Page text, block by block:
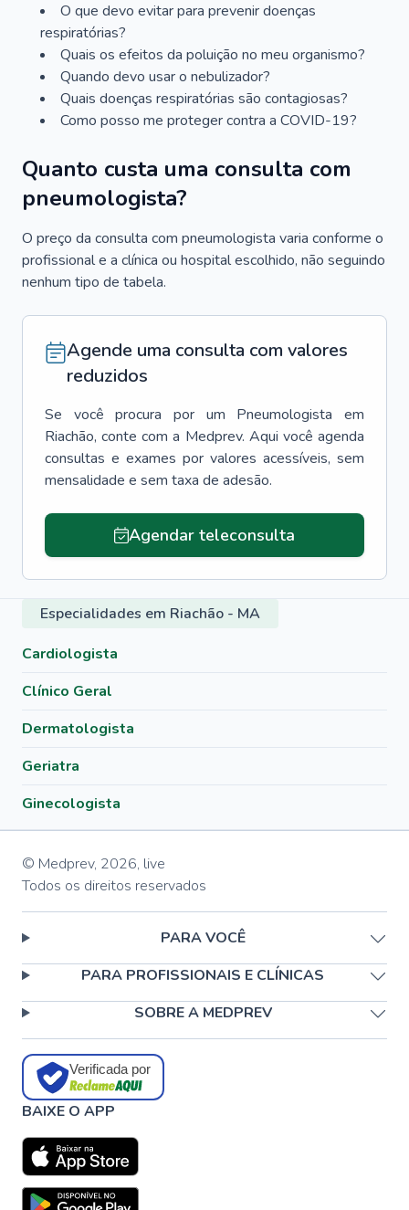
O que devo evitar para prevenir doenças
respiratórias?
Quais os efeitos da poluição no meu organismo?
Quando devo usar o nebulizador?
Quais doenças respiratórias são contagiosas?
Como posso me proteger contra a COVID-19?
Quanto custa uma consulta com
pneumologista?
O preço da consulta com pneumologista varia conforme o
profissional e a clínica ou hospital escolhido, não seguindo
nenhum tipo de tabela.
Agende uma consulta com valores
reduzidos
Se você procura por um Pneumologista
em
Riachão, conte com a Medprev. Aqui você agenda
consultas e exames por valores acessíveis, sem
mensalidade e sem taxa de adesão.
Agendar teleconsulta
Especialidades em Riachão - MA
Cardiologista
Clínico Geral
Dermatologista
Geriatra
Ginecologista
© Medprev, 2026, live
Todos os direitos reservados
PARA VOCÊ
PARA PROFISSIONAIS E CLÍNICAS
SOBRE A MEDPREV
Verificada por
BAIXE O APP